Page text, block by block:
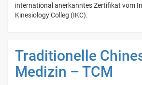
international anerkanntes Zertifikat vom
Kinesiology Colleg (IKC).
Traditionelle
Medizin – TCM